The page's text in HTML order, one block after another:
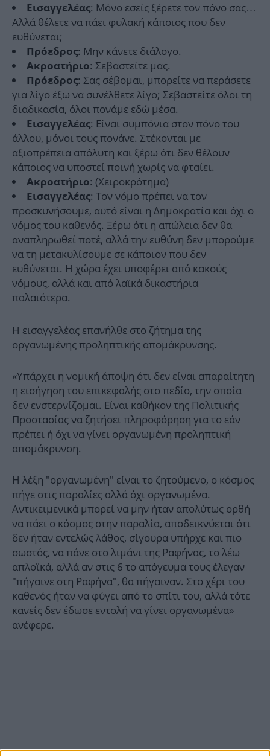
Εισαγγελέας: Μόνο εσείς ξέρετε τον πόνο σας…
Αλλά θέλετε να πάει φυλακή κάποιος που δεν
ευθύνεται;
Πρόεδρος: Μην κάνετε διάλογο.
Ακροατήριο: Σεβαστείτε μας.
Πρόεδρος: Σας σέβομαι, μπορείτε να περάσετε
για λίγο έξω να συνέλθετε λίγο; Σεβαστείτε όλοι τη
διαδικασία, όλοι πονάμε εδώ μέσα.
Εισαγγελέας: Είναι συμπόνια στον πόνο του
άλλου, μόνοι τους πονάνε. Στέκονται με
αξιοπρέπεια απόλυτη και ξέρω ότι δεν θέλουν
κάποιος να υποστεί ποινή χωρίς να φταίει.
Ακροατήριο: (Χειροκρότημα)
Εισαγγελέας: Τον νόμο πρέπει να τον
προσκυνήσουμε, αυτό είναι η Δημοκρατία και όχι ο
νόμος του καθενός. Ξέρω ότι η απώλεια δεν θα
αναπληρωθεί ποτέ, αλλά την ευθύνη δεν μπορούμε
να τη μετακυλίσουμε σε κάποιον που δεν
ευθύνεται. Η χώρα έχει υποφέρει από κακούς
νόμους, αλλά και από λαϊκά δικαστήρια
παλαιότερα.
Η εισαγγελέας επανήλθε στο ζήτημα της
οργανωμένης προληπτικής απομάκρυνσης.
«Υπάρχει η νομική άποψη ότι δεν είναι απαραίτητη
η εισήγηση του επικεφαλής στο πεδίο, την οποία
δεν ενστερνίζομαι. Είναι καθήκον της Πολιτικής
Προστασίας να ζητήσει πληροφόρηση για το εάν
πρέπει ή όχι να γίνει οργανωμένη προληπτική
απομάκρυνση.
Η λέξη "οργανωμένη" είναι το ζητούμενο, ο κόσμος
πήγε στις παραλίες αλλά όχι οργανωμένα.
Αντικειμενικά μπορεί να μην ήταν απολύτως ορθή
να πάει ο κόσμος στην παραλία, αποδεικνύεται ότι
δεν ήταν εντελώς λάθος, σίγουρα υπήρχε και πιο
σωστός, να πάνε στο λιμάνι της Ραφήνας, το λέω
απλοϊκά, αλλά αν στις 6 το απόγευμα τους έλεγαν
"πήγαινε στη Ραφήνα", θα πήγαιναν. Στο χέρι του
καθενός ήταν να φύγει από το σπίτι του, αλλά τότε
κανείς δεν έδωσε εντολή να γίνει οργανωμένα»
ανέφερε.